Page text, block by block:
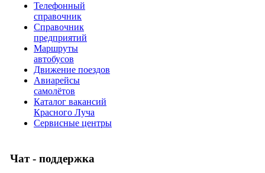
Телефонный
справочник
Справочник
предприятий
Маршруты
автобусов
Движение поездов
Авиарейсы
самолётов
Каталог вакансий
Красного Луча
Сервисные центры
Чат - поддержка